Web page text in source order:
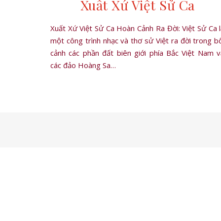
Xuất Xứ Việt Sử Ca
Xuất Xứ Việt Sử Ca Hoàn Cảnh Ra Đời: Việt Sử Ca
một công trình nhạc và thơ sử Việt ra đời trong
cảnh các phần đất biên giới phía Bắc Việt Nam
các đảo Hoàng Sa…